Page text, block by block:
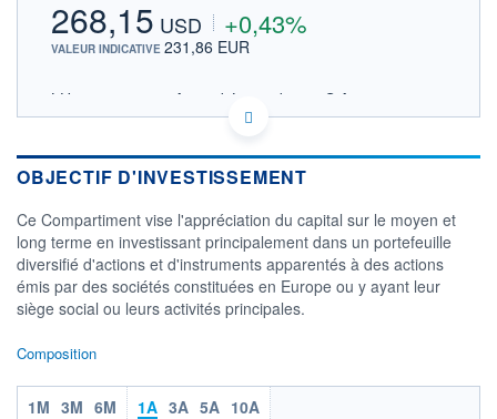
FORUM
268,15 USD +0,43%
VALEUR INDICATIVE 231,86 EUR
LU1883314756 - Amundi Luxembourg S.A.
OPCVM DERNIER COURS CONNU AU 06/08/2026
03/12 08/04
250
CATÉGORIE MORNINGSTAR
Actions Europe Gdes Cap.
'Value'
OBJECTIF D'INVESTISSEMENT
Ce Compartiment vise l'appréciation du capital sur le moyen et
long terme en investissant principalement dans un portefeuille
diversifié d'actions et d'instruments apparentés à des actions
émis par des sociétés constituées en Europe ou y ayant leur
siège social ou leurs activités principales.
Composition
1M 3M 6M 1A 3A 5A 10A